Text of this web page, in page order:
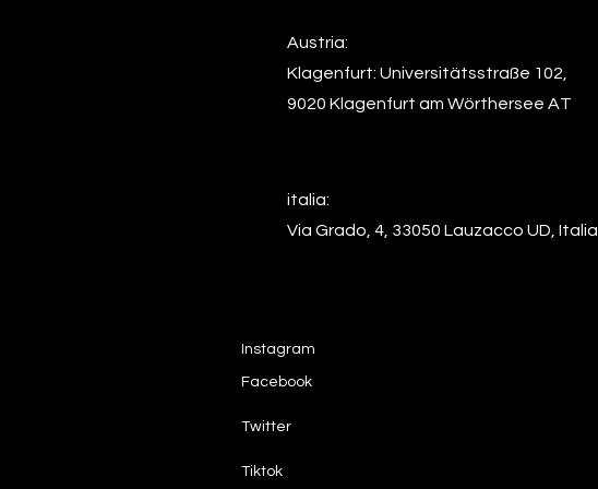
Austria:
Klagenfurt: Universitätsstraße 102,
9020 Klagenfurt am Wörthersee AT
italia:
Via Grado, 4, 33050 Lauzacco UD, Italia
Instagram
Facebook
Twitter
Tiktok